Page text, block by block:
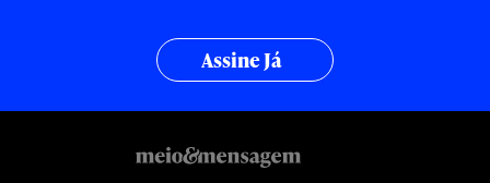
Assine Já